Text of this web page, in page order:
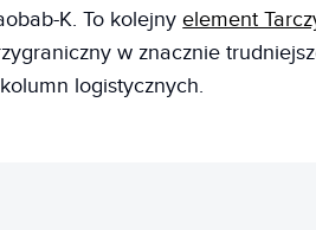
K. To kolejnyelement
w znacznie
logistycznych.